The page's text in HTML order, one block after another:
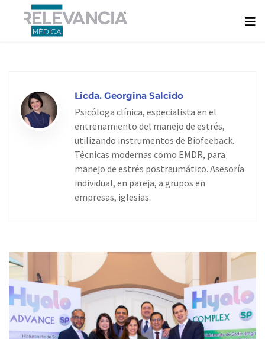
contenido
Licda. Georgina Salcido
Psicóloga clínica, especialista en el
entrenamiento del manejo de estrés,
utilizando instrumentos de Biofeeback.
Técnicas modernas como EMDR, para
manejo de estrés postraumático. Asesoría
individual, en pareja, a grupos en
empresas, iglesias.
PagePagePage Page